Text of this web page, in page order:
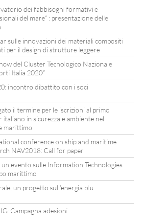
dei fabbisogni formativi e
del mare” : presentazione delle
sulle innovazioni dei materiali compositi
per il design di strutture leggere
del Cluster Tecnologico Nazionale
Italia 2020”
incontro dibattito con i soci
il termine per le iscrizioni al primo
italiano in sicurezza e ambiente nel
marittimo
conference on ship and maritime
NAV2018: Call for paper
un evento sulle Information Technologies
marittimo
un progetto sull’energia blu
Campagna adesioni